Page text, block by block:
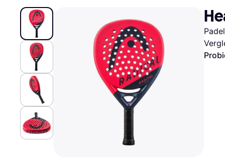
Bezahle in 3
Teilzahlungen
Bezahle in bis zu 30
Tagen
Ratenzahlung
eBay
Temu
SHEIN